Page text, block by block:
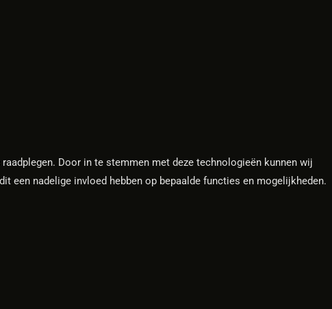
Door in te stemmen met deze technologieën kunnen wij
een nadelige invloed hebben op bepaalde functies en mogelijkheden.